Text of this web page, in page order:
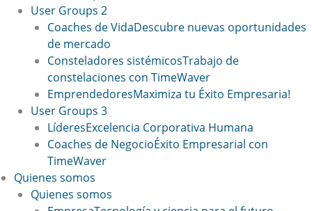
User Groups 2
Coaches de VidaDescubre nuevas oportunidades
de mercado
Consteladores sistémicosTrabajo de
constelaciones con TimeWaver
EmprendedoresMaximiza tu Éxito Empresaria!
User Groups 3
LíderesExcelencia Corporativa Humana
Coaches de NegocioÉxito Empresarial con
TimeWaver
Quienes somos
Quienes somos